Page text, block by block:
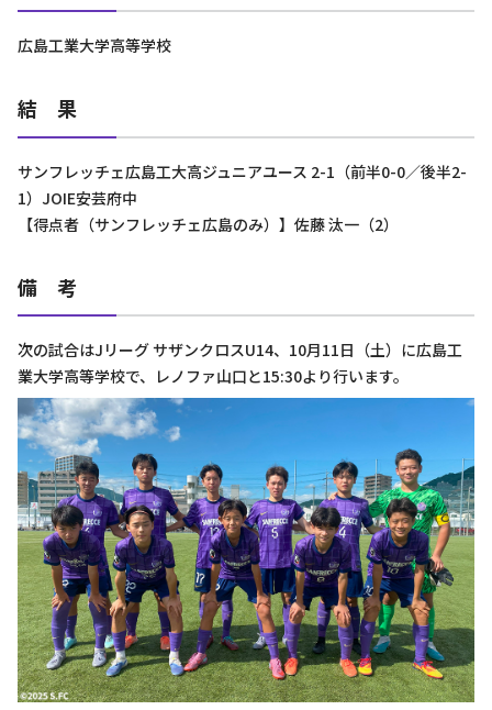
広島工業大学高等学校
結 果
サンフレッチェ広島工大高ジュニアユース 2-1（前半0-0／後半2-
1）JOIE安芸府中
【得点者（サンフレッチェ広島のみ）】佐藤 汰一（2）
備 考
次の試合はJリーグ サザンクロスU14、10月11日（土）に広島工
業大学高等学校で、レノファ山口と15:30より行います。